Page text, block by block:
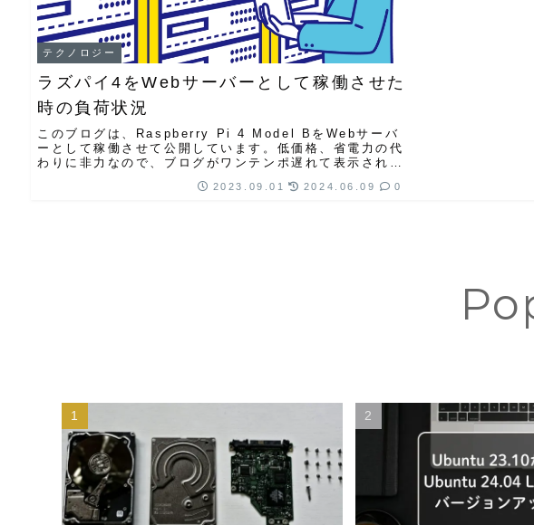
テクノロジー
ラズパイ4をWebサーバーとして稼働させた
時の負荷状況
このブログは、Raspberry Pi 4 Model BをWebサーバ
ーとして稼働させて公開しています。低価格、省電力の代
わりに非力なので、ブログがワンテンポ遅れて表示された
2023.09.01 2024.06.09 0